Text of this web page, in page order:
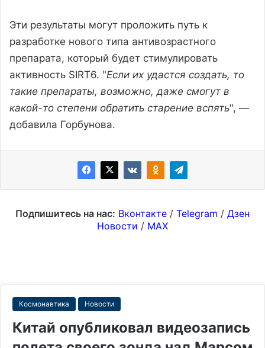
Эти результаты могут проложить путь к
разработке нового типа антивозрастного
препарата, который будет стимулировать
активность SIRT6. "Если их удастся создать, то
такие препараты, возможно, даже смогут в
какой-то степени обратить старение вспять", —
добавила Горбунова.
Подпишитесь на нас: Вконтакте / Telegram / Дзен
Новости / MAX